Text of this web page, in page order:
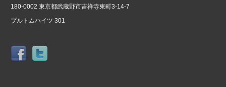
180-0002 東京都武蔵野市吉祥寺東町3-14-7
プルトムハイツ 301